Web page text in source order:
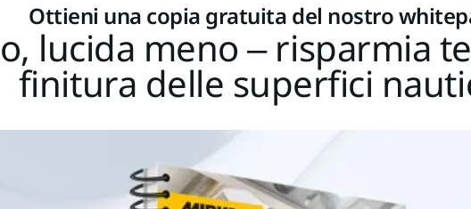
Ottieni una copia gratuita del nostro
lucida meno – risparmia
finitura delle superfici